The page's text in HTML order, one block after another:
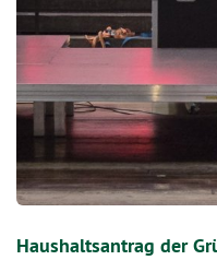
Haushaltsantrag der